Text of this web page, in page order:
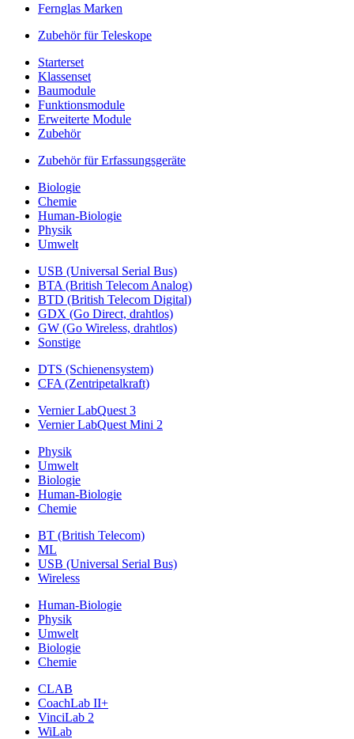
Fernglas Marken
Zubehör für Teleskope
Starterset
Klassenset
Baumodule
Funktionsmodule
Erweiterte Module
Zubehör
Zubehör für Erfassungsgeräte
Biologie
Chemie
Human-Biologie
Physik
Umwelt
USB (Universal Serial Bus)
BTA (British Telecom Analog)
BTD (British Telecom Digital)
GDX (Go Direct, drahtlos)
GW (Go Wireless, drahtlos)
Sonstige
DTS (Schienensystem)
CFA (Zentripetalkraft)
Vernier LabQuest 3
Vernier LabQuest Mini 2
Physik
Umwelt
Biologie
Human-Biologie
Chemie
BT (British Telecom)
ML
USB (Universal Serial Bus)
Wireless
Human-Biologie
Physik
Umwelt
Biologie
Chemie
CLAB
CoachLab II+
VinciLab 2
WiLab